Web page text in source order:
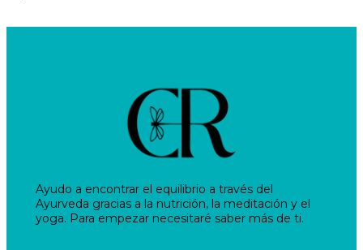
Ayudo a encontrar el equilibrio a través del
Ayurveda gracias a la nutrición, la meditación y el
yoga. Para empezar necesitaré saber más de ti.